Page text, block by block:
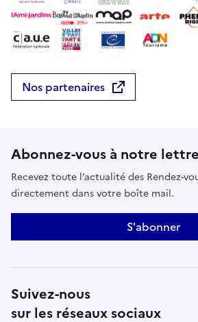
Nos partenaires
Abonnez-vous à notre
Recevez toute l’actualité des Rendez-
directement dans votre boîte mail.
S'abonner
Suivez-nous
sur les réseaux sociaux